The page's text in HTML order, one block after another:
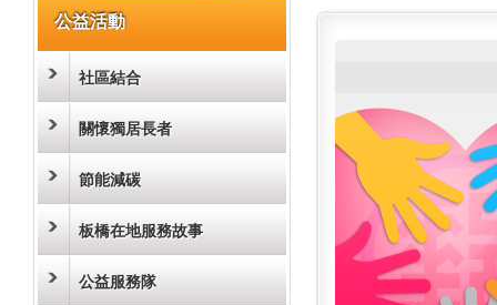
公益活動
社區結合
關懷獨居長者
節能減碳
板橋在地服務故事
公益服務隊